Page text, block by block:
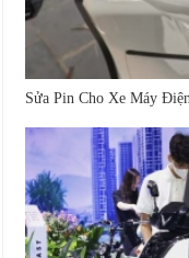
Sửa Pin Cho Xe Máy